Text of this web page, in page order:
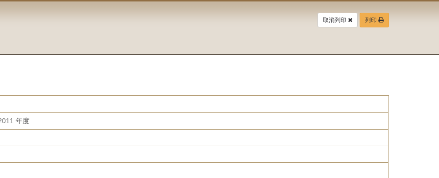
取消列印 列印
年度